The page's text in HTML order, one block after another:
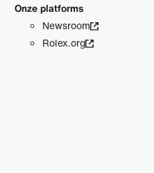
Onze platforms
Newsroom
Rolex.org